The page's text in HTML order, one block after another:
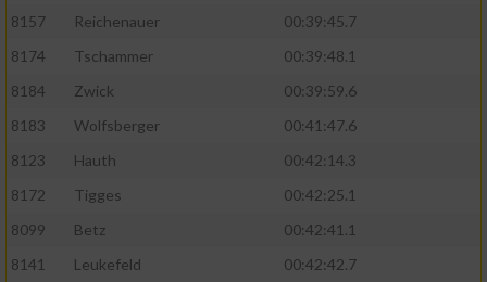
8157
Reichenauer
00:39:45.7
8174
Tschammer
00:39:48.1
8184
Zwick
00:39:59.6
8183
Wolfsberger
00:41:47.6
8123
Hauth
00:42:14.3
8172
Tigges
00:42:25.1
8099
Betz
00:42:41.1
8141
Leukefeld
00:42:42.7